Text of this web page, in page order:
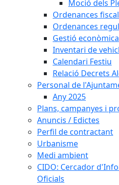
Moció dels
Ordenances
Ordenances
Gestió econòmica
Inventari de
Calendari Festiu
Relació Decrets
Personal de
Any 2025
Plans, campanyes i
Anuncis / Edictes
Perfil de contractant
Urbanisme
Medi ambient
CIDO: Cercador
Oficials